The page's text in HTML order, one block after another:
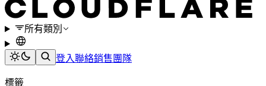
所有類別
登入聯絡銷售團隊
標籤